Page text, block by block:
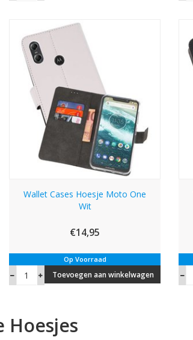
Wallet Cases Hoesje Moto One
Wit
€14,95
Op Voorraad
Toevoegen aan winkelwagen
Hoesjes